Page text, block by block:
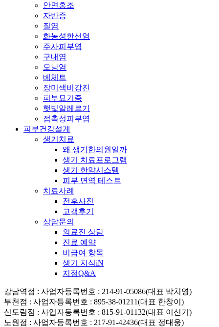
안면홍조
자반증
질염
화농성한선염
주사피부염
구내염
모낭염
베체트
장미색비강진
피부묘기증
햇빛알레르기
접촉성피부염
피부건강설계
생기치료
왜 생기한의원일까
생기 치료프로그램
생기 한약시스템
피부 면역 테스트
치료사례
전후사진
고객후기
상담문의
의료진 상담
진료 예약
비급여 항목
생기 지식iN
지점Q&A
강남역점 : 사업자등록번호 : 214-91-05086(대표 박치영)
부천점 : 사업자등록번호 : 895-38-01211(대표 한창이)
신도림점 : 사업자등록번호 : 815-91-01132(대표 이신기)
노원점 : 사업자등록번호 : 217-91-42436(대표 정대웅)